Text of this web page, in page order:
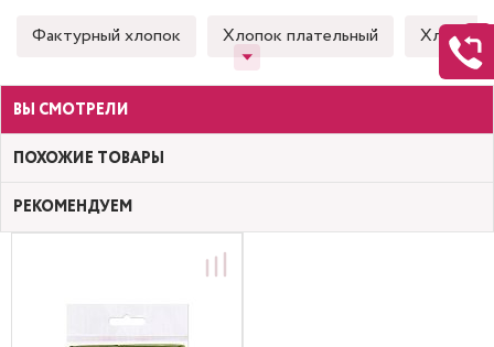
Фактурный хлопок Хлопок плательный Хлопок
ВЫ СМОТРЕЛИ
ПОХОЖИЕ ТОВАРЫ
РЕКОМЕНДУЕМ